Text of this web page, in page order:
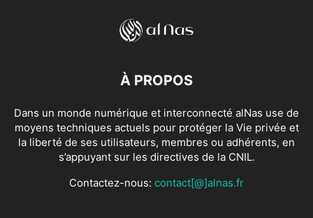
À PROPOS
Dans un monde numérique et interconnecté alNas use de
moyens techniques actuels pour protéger la Vie privée et
la liberté de ses utilisateurs, membres ou adhérents, en
s’appuyant sur les directives de la CNIL.
Contactez-nous: contact[@]alnas.fr